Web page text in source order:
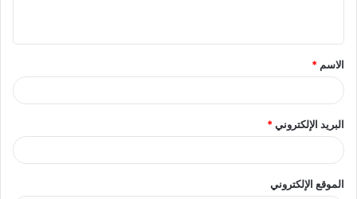
ق
*
الاسم *
البريد الإلكتروني*
الموقع الإلكتروني